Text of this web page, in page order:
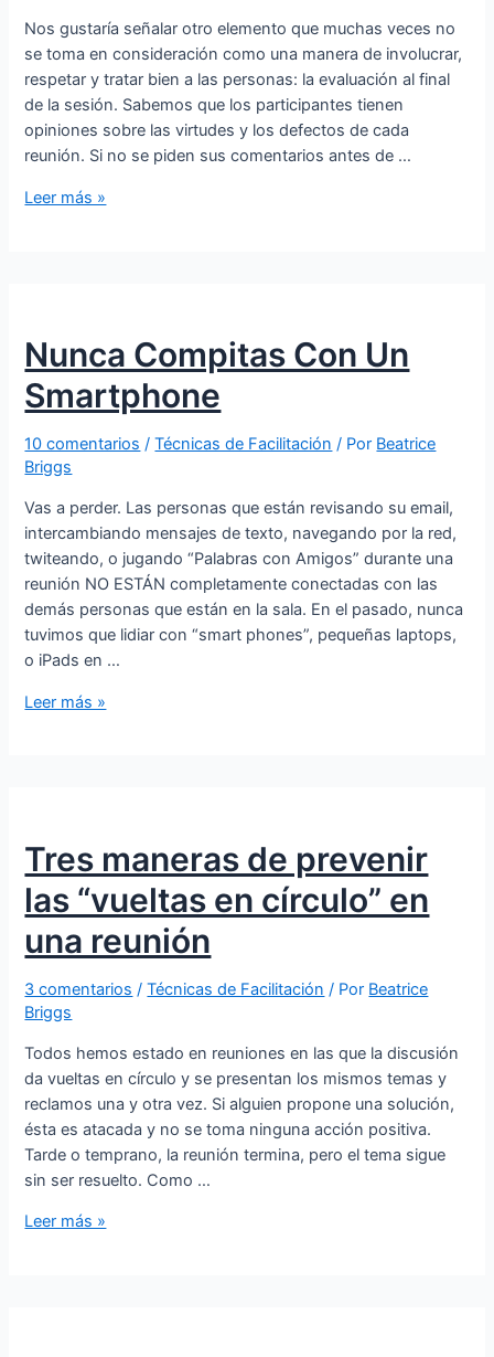
Nos gustaría señalar otro elemento que muchas veces no
se toma en consideración como una manera de involucrar,
respetar y tratar bien a las personas: la evaluación al final
de la sesión. Sabemos que los participantes tienen
opiniones sobre las virtudes y los defectos de cada
reunión. Si no se piden sus comentarios antes de …
Leer más »
Nunca Compitas Con Un
Smartphone
10 comentarios /Técnicas de Facilitación / Por Beatrice
Briggs
Vas a perder. Las personas que están revisando su email,
intercambiando mensajes de texto, navegando por la red,
twiteando, o jugando “Palabras con Amigos” durante una
reunión NO ESTÁN completamente conectadas con las
demás personas que están en la sala. En el pasado, nunca
tuvimos que lidiar con “smart phones”, pequeñas laptops,
o iPads en …
Leer más »
Tres maneras de prevenir
las “vueltas en círculo” en
una reunión
3 comentarios /Técnicas de Facilitación / Por Beatrice
Briggs
Todos hemos estado en reuniones en las que la discusión
da vueltas en círculo y se presentan los mismos temas y
reclamos una y otra vez. Si alguien propone una solución,
ésta es atacada y no se toma ninguna acción positiva.
Tarde o temprano, la reunión termina, pero el tema sigue
sin ser resuelto. Como …
Leer más »